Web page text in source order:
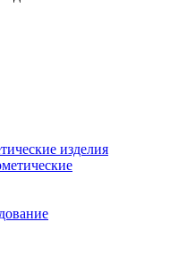
изделия